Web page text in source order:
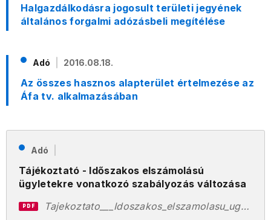
Halgazdálkodásra jogosult területi jegyének
általános forgalmi adózásbeli megítélése
Adó 2016.08.18.
Az összes hasznos alapterület értelmezése az
Áfa tv. alkalmazásában
Adó
Tájékoztató - Időszakos elszámolású
ügyletekre vonatkozó szabályozás változása
PDF Tajekoztato___Idoszakos_elszamolasu_ugyletekre_vonatkozo_szabalyozas_valtozasa.pdf